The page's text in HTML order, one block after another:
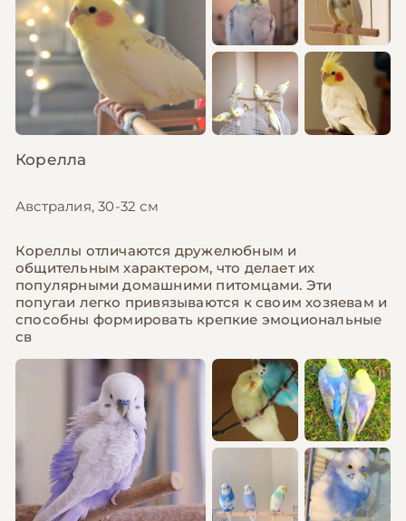
Корелла
Австралия, 30-32 см
Кореллы отличаются дружелюбным и
общительным характером, что делает их
популярными домашними питомцами. Эти
попугаи легко привязываются к своим хозяевам и
способны формировать крепкие эмоциональные
св